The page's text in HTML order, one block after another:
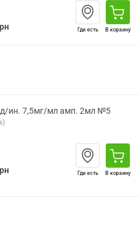
Где есть В корзину
ин. 7,5мг/мл амп. 2мл №5
Где есть В корзину